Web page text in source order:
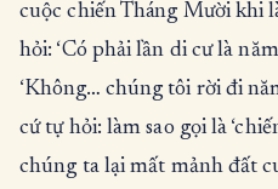
cuộc chiến Tháng Mười khi
hỏi: ‘Có phải lần di cư là
‘Không… chúng tôi rời đi
cứ tự hỏi: làm sao gọi là
chúng ta lại mất mảnh đất